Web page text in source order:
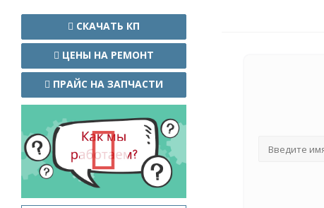
СКАЧАТЬ КП
ЦЕНЫ НА РЕМОНТ
ПРАЙС НА ЗАПЧАСТИ